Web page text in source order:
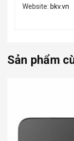
Website: bkv.vn
Sản phẩm